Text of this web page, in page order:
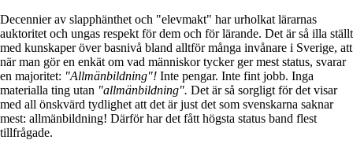
Decennier av slapphänthet och "elevmakt" har urholkat lärarnas
auktoritet och ungas respekt för dem och för lärande. Det är så illa ställt
med kunskaper över basnivå bland alltför många invånare i Sverige, att
när man gör en enkät om vad människor tycker ger mest status, svarar
en majoritet: "Allmänbildning"! Inte pengar. Inte fint jobb. Inga
materialla ting utan "allmänbildning". Det är så sorgligt för det visar
med all önskvärd tydlighet att det är just det som svenskarna saknar
mest: allmänbildning! Därför har det fått högsta status band flest
tillfrågade.